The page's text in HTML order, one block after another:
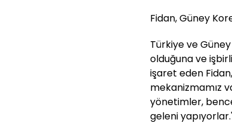
Fidan, Güney
Türkiye ve
olduğuna ve
işaret eden
mekanizmamız
yönetimler,
geleni